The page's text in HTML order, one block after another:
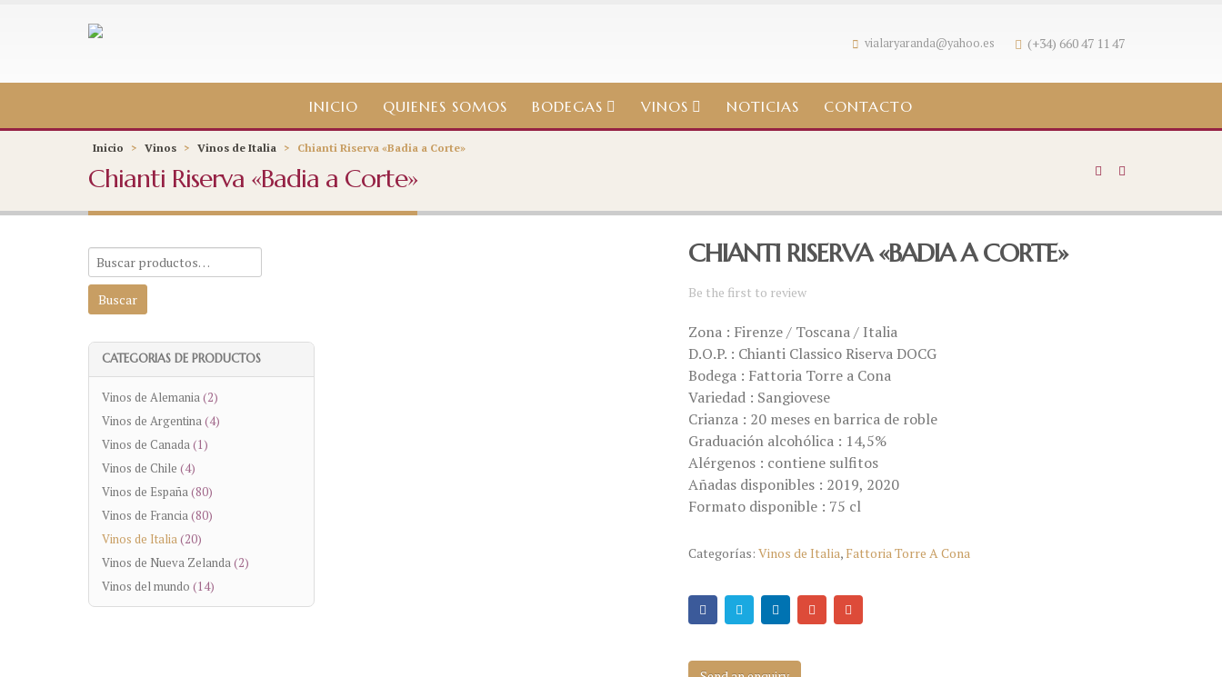
vialaryaranda@yahoo.es (+34) 660 47 11 47
INICIO QUIENES SOMOS BODEGAS VINOS NOTICIAS CONTACTO
Inicio > Vinos > Vinos de Italia > Chianti Riserva «Badia a Corte»
Chianti Riserva «Badia a Corte»
CHIANTI RISERVA «BADIA A CORTE»
Be the first to review
Zona : Firenze / Toscana / Italia
D.O.P. : Chianti Classico Riserva DOCG
Bodega : Fattoria Torre a Cona
Variedad : Sangiovese
Crianza : 20 meses en barrica de roble
Graduación alcohólica : 14,5%
Alérgenos : contiene sulfitos
Añadas disponibles : 2019, 2020
Formato disponible : 75 cl
Categorías:Vinos de Italia, Fattoria Torre A Cona
CATEGORIAS DE PRODUCTOS
Vinos de Alemania(2)
Vinos de Argentina(4)
Vinos de Canada(1)
Vinos de Chile (4)
Vinos de España(80)
Vinos de Francia(80)
Vinos de Italia(20)
Vinos de Nueva Zelanda(2)
Vinos del mundo (14)